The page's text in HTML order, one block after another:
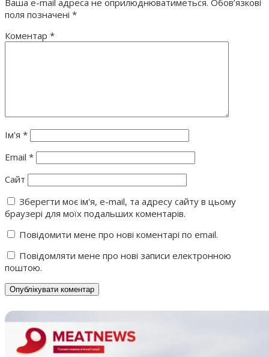
Ваша e-mail адреса не оприлюднюватиметься. Обов’язкові
поля позначені *
Коментар *
Ім'я *
Email *
Сайт
Зберегти моє ім'я, e-mail, та адресу сайту в цьому
браузері для моїх подальших коментарів.
Повідомити мене про нові коментарі по email.
Повідомляти мене про нові записи електронною
поштою.